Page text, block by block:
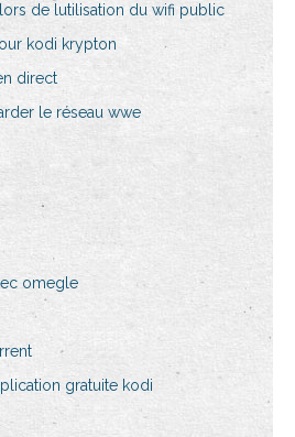
de lutilisation du wifi public
kodi krypton
direct
le réseau wwe
omegle
gratuite kodi